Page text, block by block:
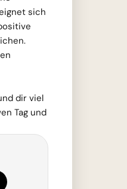
sich
dir viel
Tag und